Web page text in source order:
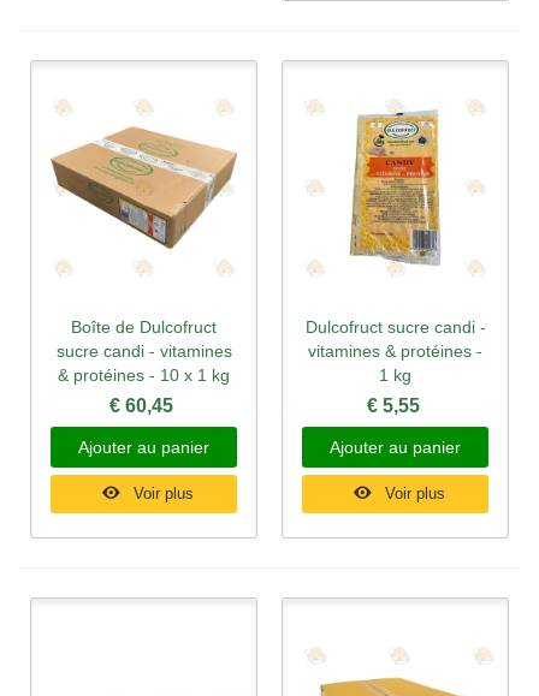
Boîte de Dulcofruct
sucre candi - vitamines
& protéines - 10 x 1 kg
€ 60,45
Ajouter au panier
Voir plus
Dulcofruct sucre candi -
vitamines & protéines -
1 kg
€ 5,55
Ajouter au panier
Voir plus